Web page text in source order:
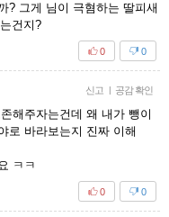
? 그게 님이 극혐하는 딸피새
건지?
0
0
신고 | 공감 확인
해주자는건데 왜 내가 뺑이
로 바라보는지 진짜 이해
ㅋㅋ
0
0